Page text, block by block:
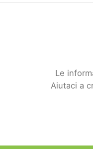
Le
Aiutaci a